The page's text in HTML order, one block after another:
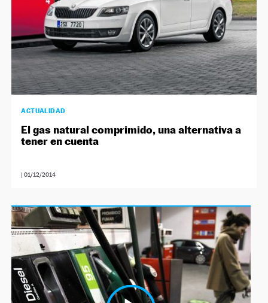
ACTUALIDAD
El gas natural comprimido, una alternativa a
tener en cuenta
|01/12/2014